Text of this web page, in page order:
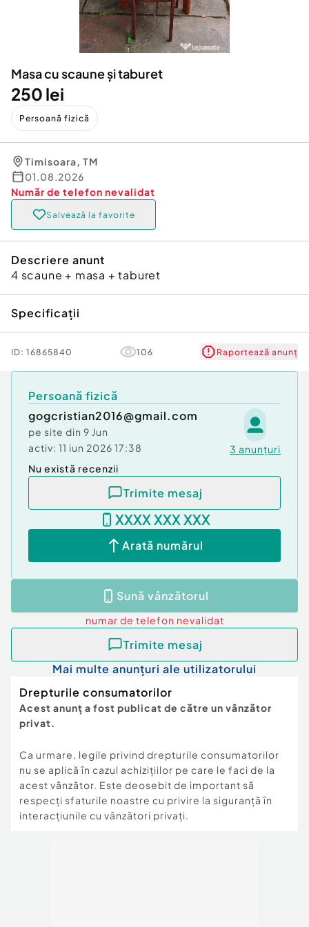
Animale de companie
Afaceri și echipamente profesionale
Inchiriere Bunuri si Vehicule
Utilaje agricole si industriale
Piese auto si accesorii
Dacia Duster
Masa cu scaune și taburet
250 lei
Persoană fizică
Timisoara, TM
01.08.2026
Număr de telefon nevalidat
Salvează la favorite
Descriere anunt
4 scaune + masa + taburet
Specificații
ID: 16865840 106 Raportează anunț
Persoană fizică
gogcristian2016@gmail.com
pe site din 9 Jun
activ: 11 iun 2026 17:38 3 anunțuri
Nu există recenzii
Trimite mesaj
XXXX XXX XXX
Arată numărul
Sună vânzătorul
numar de telefon nevalidat
Trimite mesaj
Mai multe anunțuri ale utilizatorului
Drepturile consumatorilor
Acest anunț a fost publicat de către un vânzător
privat.
Ca urmare, legile privind drepturile consumatorilor
nu se aplică în cazul achizițiilor pe care le faci de la
acest vânzător. Este deosebit de important să
respecți sfaturile noastre cu privire la siguranță în
interacțiunile cu vânzători privați.